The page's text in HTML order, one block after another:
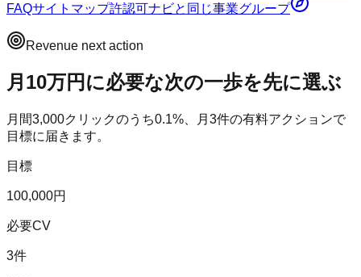
FAQサイトマップ許認可ナビと同じ事業グループ
Revenue next action
月10万円に必要な次の一歩を先に選ぶ
月間3,000クリックのうち0.1%、月 3件の有料アクションで
目標に届きます。
目標
100,000円
必要CV
3件